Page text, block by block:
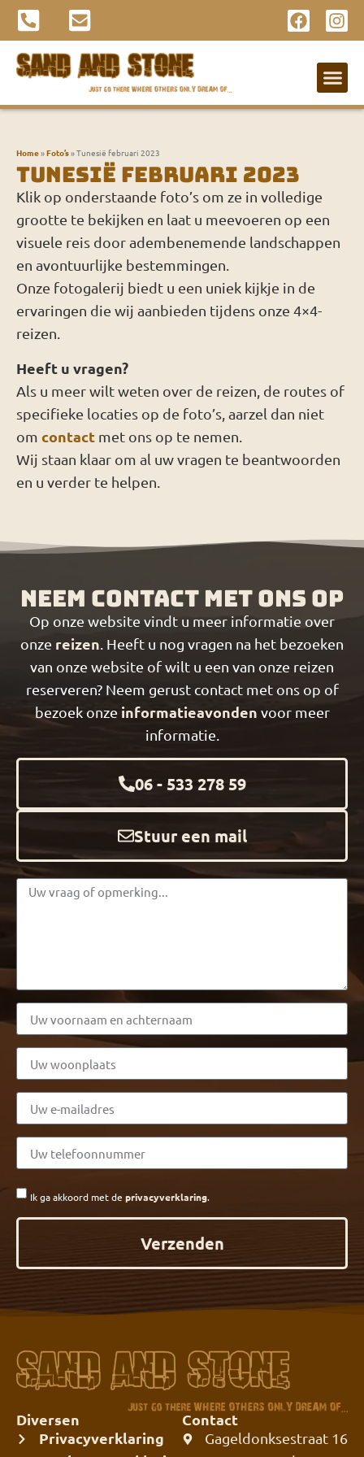
Home»Foto’s»Tunesië februari 2023
Tunesië februari 2023
Klik op onderstaande foto’s om ze in volledige
grootte te bekijken en laat u meevoeren op een
visuele reis door adembenemende landschappen
en avontuurlijke bestemmingen.
Onze fotogalerij biedt u een uniek kijkje in de
ervaringen die wij aanbieden tijdens onze 4×4-
reizen.
Heeft u vragen?
Als u meer wilt weten over de reizen, de routes of
specifieke locaties op de foto’s, aarzel dan niet
om contact met ons op te nemen.
Wij staan klaar om al uw vragen te beantwoorden
en u verder te helpen.
Neem contact met ons op
Op onze website vindt u meer informatie over
onze reizen . Heeft u nog vragen na het bezoeken
van onze website of wilt u een van onze reizen
reserveren? Neem gerust contact met ons op of
bezoek onze informatieavonden voor meer
informatie.
06 - 533 278 59
Stuur een mail
Ik ga akkoord met de privacyverklaring.
Verzenden
Diversen
Privacyverklaring
Contact
Gageldonksestraat 16